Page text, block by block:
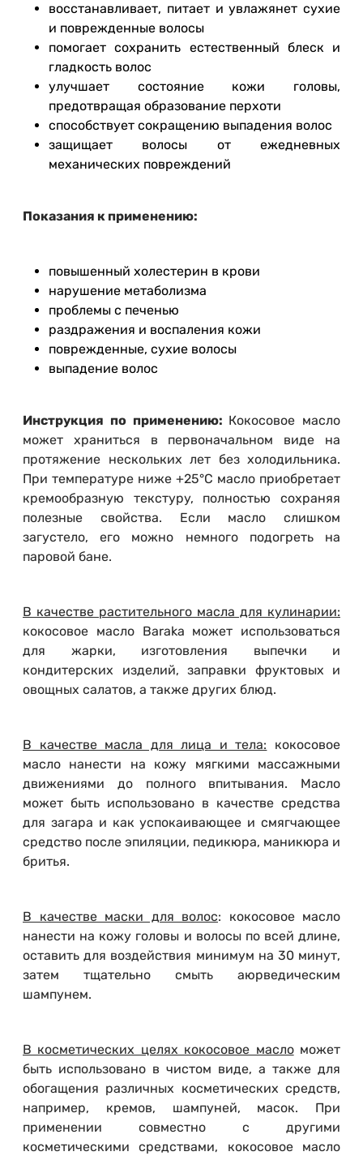
восстанавливает, питает и увлажянет сухие
и поврежденные волосы
помогает сохранить естественный блеск и
гладкость волос
улучшает состояние кожи головы,
предотвращая образование перхоти
способствует сокращению выпадения волос
защищает волосы от ежедневных
механических повреждений
Показания к применению:
повышенный холестерин в крови
нарушение метаболизма
проблемы с печенью
раздражения и воспаления кожи
поврежденные, сухие волосы
выпадение волос
Инструкция по применению: Кокосовое масло
может храниться в первоначальном виде на
протяжение нескольких лет без холодильника.
При температуре ниже +25°С масло приобретает
кремообразную текстуру, полностью сохраняя
полезные свойства. Если масло слишком
загустело, его можно немного подогреть на
паровой бане.
В качестве растительного масла для кулинарии:
кокосовое масло Baraka может использоваться
для жарки, изготовления выпечки и
кондитерских изделий, заправки фруктовых и
овощных салатов, а также других блюд.
В качестве масла для лица и тела: кокосовое
масло нанести на кожу мягкими массажными
движениями до полного впитывания. Масло
может быть использовано в качестве средства
для загара и как успокаивающее и смягчающее
средство после эпиляции, педикюра, маникюра и
бритья.
В качестве маски для волос: кокосовое масло
нанести на кожу головы и волосы по всей длине,
оставить для воздействия минимум на 30 минут,
затем тщательно смыть аюрведическим
шампунем.
В косметических целях кокосовое масломожет
быть использовано в чистом виде, а также для
обогащения различных косметических средств,
например, кремов, шампуней, масок. При
применении совместно с другими
косметическими средствами, кокосовое масло